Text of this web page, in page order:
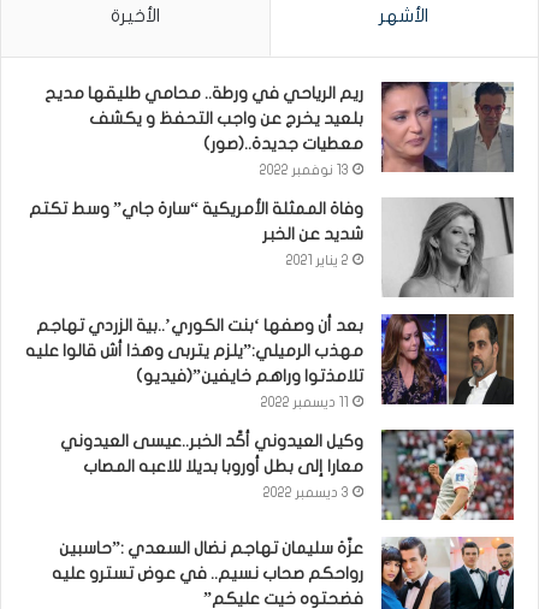
الأشهر الأخيرة
ريم الرياحي في ورطة.. محامي طليقها مديح
بلعيد يخرج عن واجب التحفظ و يكشف
معطيات جديدة..(صور)
13 نوفمبر 2022
وفاة الممثلة الأمريكية “سارة جاي” وسط تكتم
شديد عن الخبر
2 يناير 2021
بعد أن وصفها ‘بنت الكوري’..بية الزردي تهاجم
مهذب الرميلي:”يلزم يتربى وهذا أش قالوا عليه
تلامذتوا وراهم خايفين”(فيديو)
وكيل العيدوني أكّد الخبر..عيسى العيدوني
معارا إلى بطل أوروبا بديلا للاعبه المصاب
3 ديسمبر 2022
عزّة سليمان تهاجم نضال السعدي :”حاسبين
رواحكم صحاب نسيم.. في عوض تسترو عليه
فضحتوه خيت عليكم”